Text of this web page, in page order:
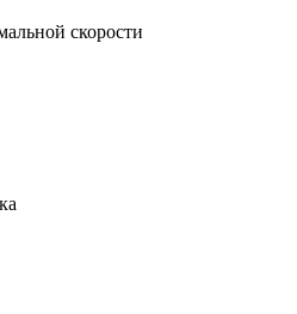
скорости